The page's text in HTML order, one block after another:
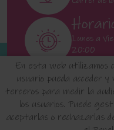
En esta web utilizamos
usuario pueda acceder
terceros para medir la
los usuarios. Puede
aceptarlas o rechazarlas
Lunes a
20:00
Sábados
INICIO